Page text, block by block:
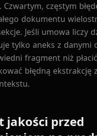
częstym
dokumentu
Jeśli umowa liczy
tylko aneks z danymi
fragment niż
błędną ekstrakcję
jakości przed